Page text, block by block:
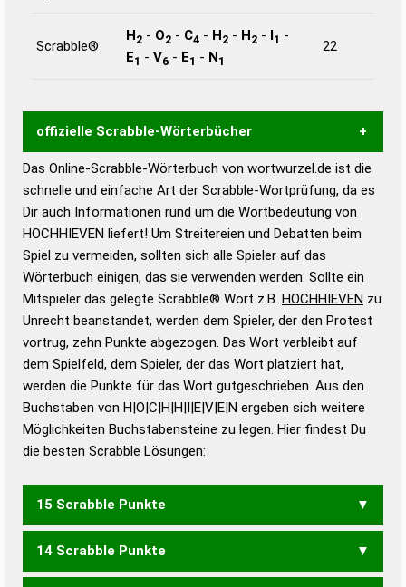
Scrabble®
H2 - O2 - C4 - H2 - H2 - I1 -
E1 - V6 - E1 - N1
22
offizielle Scrabble-Wörterbücher
Wortwurzel liefert mit Hilfe eines semantischen
Wortanalyse-Algorithmus gute Anhaltspunkte zu
Wortbedeutung, Worttrennung und Wortform, um die
Gültigkeit eines Wortes für das Scrabble-Spiel zu
bestimmen! zugelassene Turnier Scrabble-
Wörterbücher sind:
Duden – Standardwerk in 12 Bänden
Duden – Richtiges und gutes
Deutsch
Duden – Die deutsche Grammatik
Duden – Deutsches
Universalwörterbuch
Das Online-Scrabble-Wörterbuch von wortwurzel.de ist die
schnelle und einfache Art der Scrabble-Wortprüfung, da es
Dir auch Informationen rund um die Wortbedeutung von
HOCHHIEVEN liefert! Um Streitereien und Debatten beim
Spiel zu vermeiden, sollten sich alle Spieler auf das
Wörterbuch einigen, das sie verwenden werden. Sollte ein
Mitspieler das gelegte Scrabble® Wort z.B. HOCHHIEVEN zu
Unrecht beanstandet, werden dem Spieler, der den Protest
vortrug, zehn Punkte abgezogen. Das Wort verbleibt auf
dem Spielfeld, dem Spieler, der das Wort platziert hat,
werden die Punkte für das Wort gutgeschrieben. Aus den
Buchstaben von H|O|C|H|H|I|E|V|E|N ergeben sich weitere
Möglichkeiten Buchstabensteine zu legen. Hier findest Du
die besten Scrabble Lösungen:
15 Scrabble Punkte
VIECHE
14 Scrabble Punkte